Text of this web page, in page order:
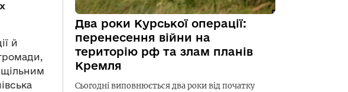
й
щільним
Два роки Курської операції:
перенесення війни на
територію рф та злам планів
Кремля
Сьогодні виповнюється два роки від початку